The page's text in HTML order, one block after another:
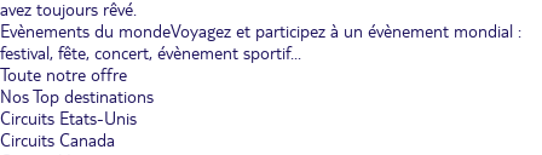
avez toujours rêvé.
Evènements du mondeVoyagez et participez à un évènement mondial :
festival, fête, concert, évènement sportif...
Toute notre offre
Nos Top destinations
Circuits Etats-Unis
Circuits Canada